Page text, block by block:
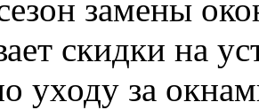
замены
скидки на
уходу за